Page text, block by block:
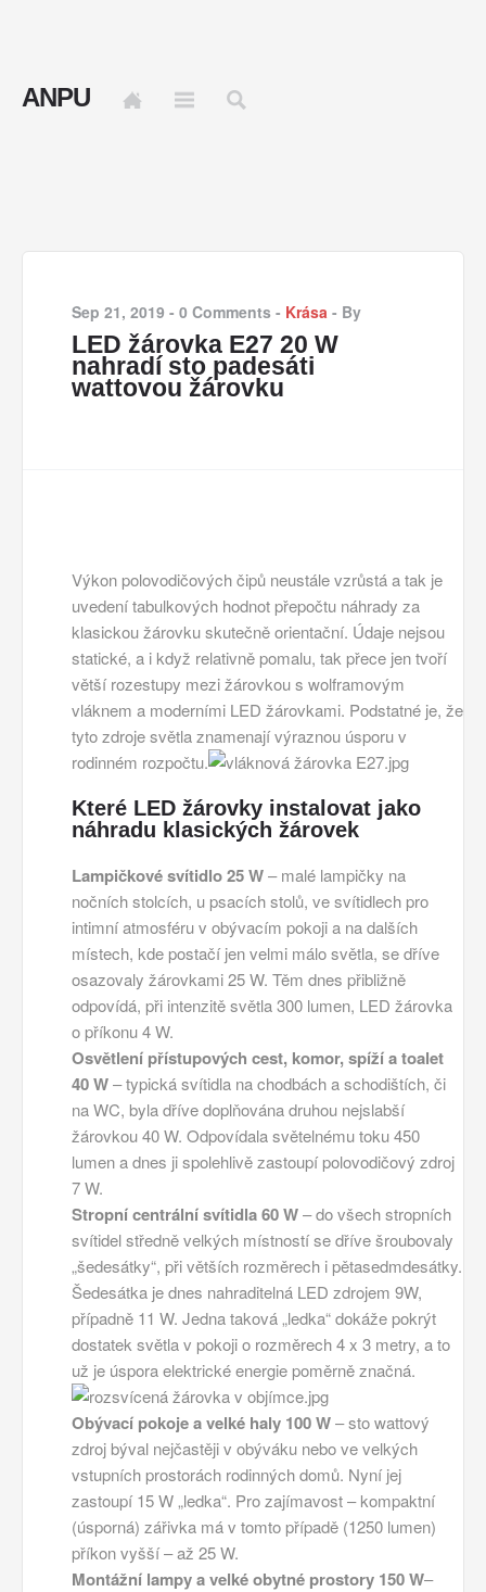
ANPU
Sep 21, 2019 - 0 Comments - Krása - By
LED žárovka E27 20 W
nahradí sto padesáti
wattovou žárovku
Výkon polovodičových čipů neustále vzrůstá a tak je
uvedení tabulkových hodnot přepočtu náhrady za
klasickou žárovku skutečně orientační. Údaje nejsou
statické, a i když relativně pomalu, tak přece jen tvoří
větší rozestupy mezi žárovkou s wolframovým
vláknem a moderními LED žárovkami. Podstatné je, že
tyto zdroje světla znamenají výraznou úsporu v
rodinném rozpočtu.
Které LED žárovky instalovat jako
náhradu klasických žárovek
Lampičkové svítidlo 25 W– malé lampičky na
nočních stolcích, u psacích stolů, ve svítidlech pro
intimní atmosféru v obývacím pokoji a na dalších
místech, kde postačí jen velmi málo světla, se dříve
osazovaly žárovkami 25 W. Těm dnes přibližně
odpovídá, při intenzitě světla 300 lumen, LED žárovka
o příkonu 4 W.
Osvětlení přístupových cest, komor, spíží a toalet
40 W– typická svítidla na chodbách a schodištích, či
na WC, byla dříve doplňována druhou nejslabší
žárovkou 40 W. Odpovídala světelnému toku 450
lumen a dnes ji spolehlivě zastoupí polovodičový zdroj
7 W.
Stropní centrální svítidla 60 W– do všech stropních
svítidel středně velkých místností se dříve šroubovaly
„šedesátky“, při větších rozměrech i pětasedmdesátky.
Šedesátka je dnes nahraditelná LED zdrojem 9W,
případně 11 W. Jedna taková „ledka“ dokáže pokrýt
dostatek světla v pokoji o rozměrech 4 x 3 metry, a to
už je úspora elektrické energie poměrně značná.
Obývací pokoje a velké haly 100 W– sto wattový
zdroj býval nejčastěji v obýváku nebo ve velkých
vstupních prostorách rodinných domů. Nyní jej
zastoupí 15 W „ledka“. Pro zajímavost – kompaktní
(úsporná) zářivka má v tomto případě (1250 lumen)
příkon vyšší – až 25 W.
Montážní lampy a velké obytné prostory 150 W–